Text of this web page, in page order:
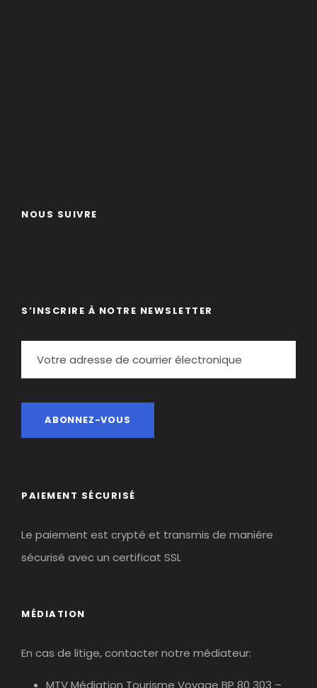
NOUS SUIVRE
S’INSCRIRE À NOTRE NEWSLETTER
PAIEMENT SÉCURISÉ
Le paiement est crypté et transmis de maniére
sécurisé avec un certificat SSL
MÉDIATION
En cas de litige, contacter notre médiateur:
MTV Médiation Tourisme Voyage BP 80 303 –